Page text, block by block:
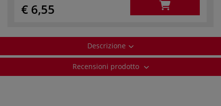
€ 6,55
Descrizione
Recensioni prodotto